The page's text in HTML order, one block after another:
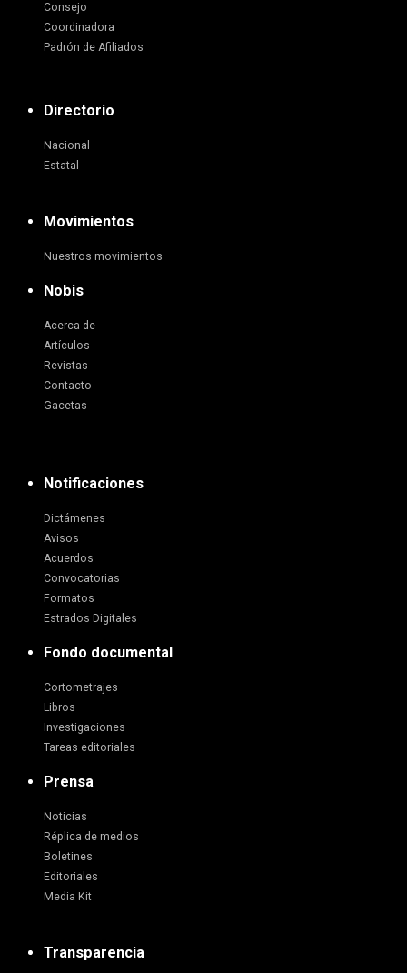
Consejo
Coordinadora
Padrón de Afiliados
Directorio
Nacional
Estatal
Movimientos
Nuestros movimientos
Nobis
Acerca de
Artículos
Revistas
Contacto
Gacetas
Notificaciones
Dictámenes
Avisos
Acuerdos
Convocatorias
Formatos
Estrados Digitales
Fondo documental
Cortometrajes
Libros
Investigaciones
Tareas editoriales
Prensa
Noticias
Réplica de medios
Boletines
Editoriales
Media Kit
Transparencia